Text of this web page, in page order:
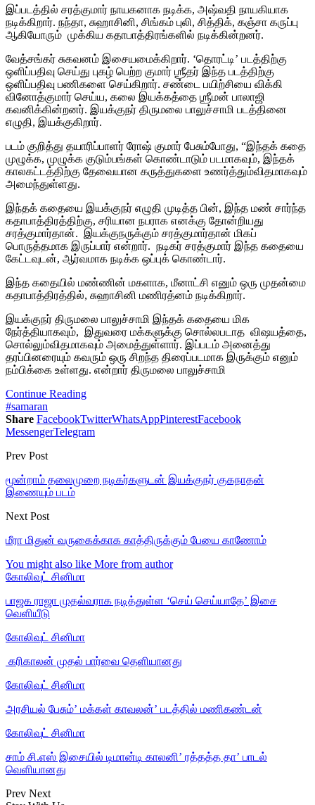
இப்படத்தில் சரத்குமார் நாயகனாக நடிக்க, அஷ்வதி நாயகியாக
நடிக்கிறார். நந்தா, சுஹாசினி, சிங்கம் புலி, சித்திக், கஞ்சா கருப்பு
ஆகியோரும் முக்கிய கதாபாத்திரங்களில் நடிக்கின்றனர்.
வேத்சங்கர் சுகவனம் இசையமைக்கிறார். ‘தொரட்டி’ படத்திற்கு
ஒளிப்பதிவு செய்து புகழ் பெற்ற குமார் ஶ்ரீதர் இந்த படத்திற்கு
ஒளிப்பதிவு பணிகளை செய்கிறார். சண்டை பயிற்சியை விக்கி
வினோத்குமார் செய்ய, கலை இயக்கத்தை ஶ்ரீமன் பாலாஜி
கவனிக்கின்றனர். இயக்குநர் திருமலை பாலுச்சாமி படத்தினை
எழுதி, இயக்குகிறார்.
படம் குறித்து தயாரிப்பாளர் ரோஷ் குமார் பேசும்போது, “இந்தக் கதை
முழுக்க, முழுக்க குடும்பங்கள் கொண்டாடும் படமாகவும், இந்தக்
காலகட்டத்திற்கு தேவையான கருத்துகளை உணர்த்தும்விதமாகவும்
அமைந்துள்ளது.
இந்தக் கதையை இயக்குநர் எழுதி முடித்த பின், இந்த மண் சார்ந்த
கதாபாத்திரத்திற்கு, சரியான நபராக எனக்கு தோன்றியது
சரத்குமார்தான். இயக்குநருக்கும் சரத்குமார்தான் மிகப்
பொருத்தமாக இருப்பார் என்றார். நடிகர் சரத்குமார் இந்த கதையை
கேட்டவுடன், ஆர்வமாக நடிக்க ஒப்புக் கொண்டார்.
இந்த கதையில் மண்ணின் மகளாக, மீனாட்சி எனும் ஒரு முதன்மை
கதாபாத்திரத்தில், சுஹாசினி மணிரத்னம் நடிக்கிறார்.
இயக்குநர் திருமலை பாலுச்சாமி இந்தக் கதையை மிக
நேர்த்தியாகவும், இதுவரை மக்களுக்கு சொல்லபடாத விஷயத்தை,
சொல்லும்விதமாகவும் அமைத்துள்ளார். இப்படம் அனைத்து
தரப்பினரையும் கவரும் ஒரு சிறந்த திரைப்படமாக இருக்கும் எனும்
நம்பிக்கை உள்ளது. என்றார் திருமலை பாலுச்சாமி
Continue Reading
#samaran
Share FacebookTwitterWhatsAppPinterestFacebook
MessengerTelegram
Prev Post
மூன்றாம் தலைமுறை நடிகர்களுடன் இயக்குநர் குகநாதன்
இணையும் படம்
Next Post
மீரா மிதுன் வருகைக்காக காத்திருக்கும் பேயை காணோம்
You might also like More from author
கோலிவுட் சினிமா
பாஜக ராஜா முதல்வராக நடித்துள்ள ‘செய் செய்யாதே’ இசை
வெளியீடு
கோலிவுட் சினிமா
‎ கரிகாலன் முதல் பார்வை தெளியானது
கோலிவுட் சினிமா
அரசியல் பேசும்’ மக்கள் காவலன்’ படத்தில் மணிகண்டன்
கோலிவுட் சினிமா
சாம் சி.எஸ் இசையில் டிமான்டி காலனி’ ரத்தத்த தா’ பாடல்
வெளியானது
Prev Next